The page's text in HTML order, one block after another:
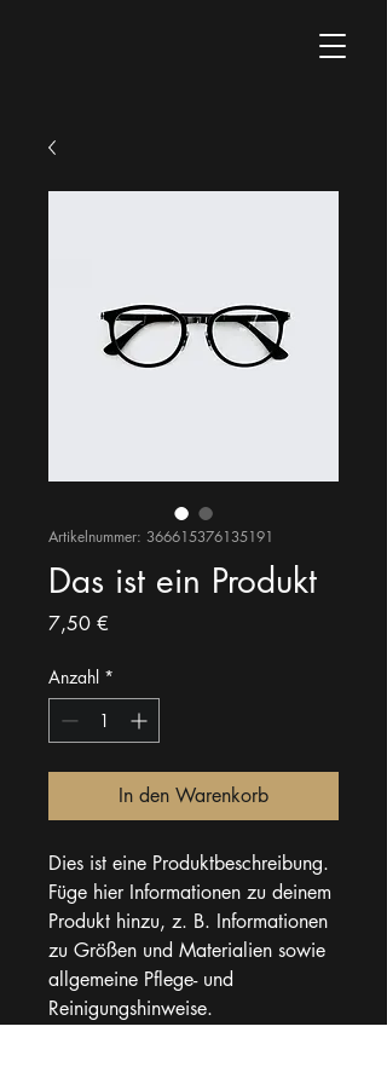
Artikelnummer: 366615376135191
Das ist ein Produkt
7,50 €
Anzahl *
In den Warenkorb
Dies ist eine Produktbeschreibung.
Füge hier Informationen zu deinem
Produkt hinzu, z. B. Informationen
zu Größen und Materialien sowie
allgemeine Pflege- und
Reinigungshinweise.